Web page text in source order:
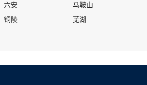
六安
马鞍山
铜陵
芜湖